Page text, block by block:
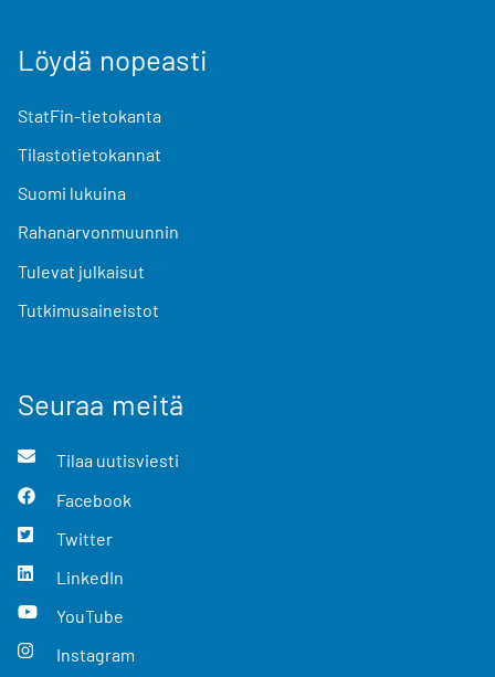
Löydä nopeasti
StatFin-tietokanta
Tilastotietokannat
Suomi lukuina
Rahanarvonmuunnin
Tulevat julkaisut
Tutkimusaineistot
Seuraa meitä
Tilaa uutisviesti
Facebook
Twitter
LinkedIn
YouTube
Instagram